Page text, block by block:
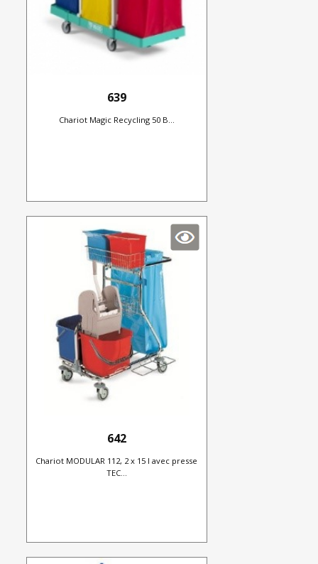
639
Chariot Magic Recycling 50 B...
642
Chariot MODULAR 112, 2 x 15 l avec presse
TEC...